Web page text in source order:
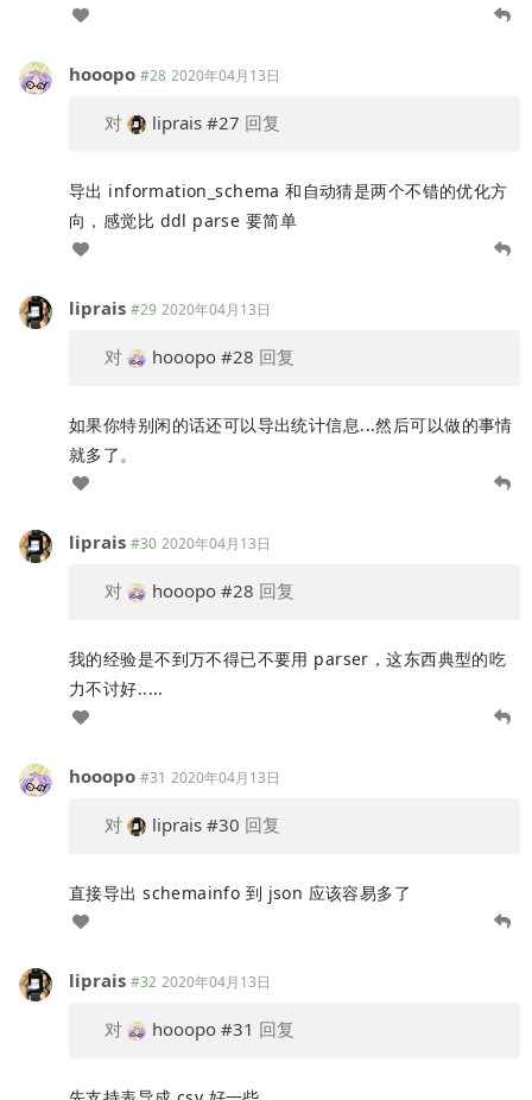
hooopo #28 2020年04月13日
对 liprais #27 回复
导出 information_schema 和自动猜是两个不错的优化方
向，感觉比 ddl parse 要简单
liprais #29 2020年04月13日
对 hooopo #28 回复
如果你特别闲的话还可以导出统计信息...然后可以做的事情
就多了。
liprais #30 2020年04月13日
对 hooopo #28 回复
我的经验是不到万不得已不要用 parser，这东西典型的吃
力不讨好.....
hooopo #31 2020年04月13日
对 liprais #30 回复
直接导出 schemainfo 到 json 应该容易多了
liprais #32 2020年04月13日
对 hooopo #31 回复